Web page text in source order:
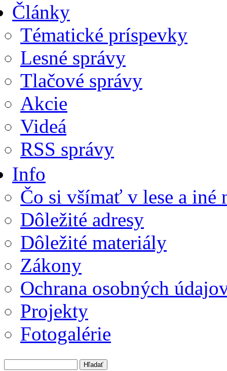
Články
Tématické príspevky
Lesné správy
Tlačové správy
Akcie
Videá
RSS správy
Info
Čo si všímať v lese a iné
Dôležité adresy
Dôležité materiály
Zákony
Ochrana osobných
Projekty
Fotogalérie